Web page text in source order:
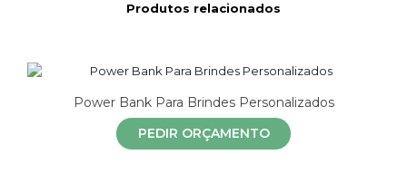
Produtos relacionados
Power Bank Para Brindes Personalizados
PEDIR ORÇAMENTO